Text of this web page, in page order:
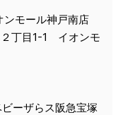
モール神戸南店
２丁目1-1 イオンモ
ーザらス阪急宝塚